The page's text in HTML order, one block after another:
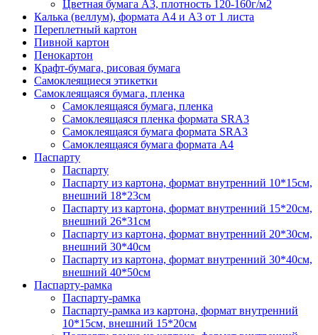
Цветная бумага А3, плотность 120-160г/м2
Калька (веллум), формата А4 и А3 от 1 листа
Переплетный картон
Пивной картон
Пенокартон
Крафт-бумага, рисовая бумага
Самоклеящиеся этикетки
Самоклеящаяся бумага, пленка
Самоклеящаяся бумага, пленка
Самоклеящаяся пленка формата SRА3
Самоклеящаяся бумага формата SRА3
Самоклеящаяся бумага формата А4
Паспарту
Паспарту
Паспарту из картона, формат внутренний 10*15см,
внешний 18*23см
Паспарту из картона, формат внутренний 15*20см,
внешний 26*31см
Паспарту из картона, формат внутренний 20*30см,
внешний 30*40см
Паспарту из картона, формат внутренний 30*40см,
внешний 40*50см
Паспарту-рамка
Паспарту-рамка
Паспарту-рамка из картона, формат внутренний
10*15см, внешний 15*20см